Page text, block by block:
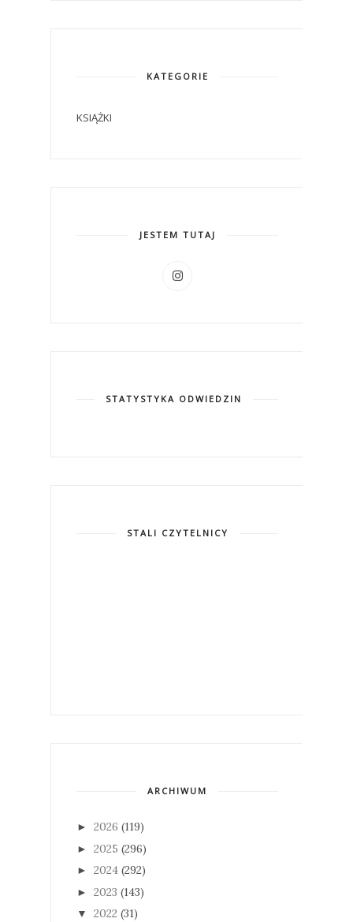
KATEGORIE
KSIĄŻKI
JESTEM TUTAJ
STATYSTYKA ODWIEDZIN
STALI CZYTELNICY
ARCHIWUM
► 2026 (119)
► 2025 (296)
► 2024 (292)
► 2023 (143)
▼ 2022 (31)